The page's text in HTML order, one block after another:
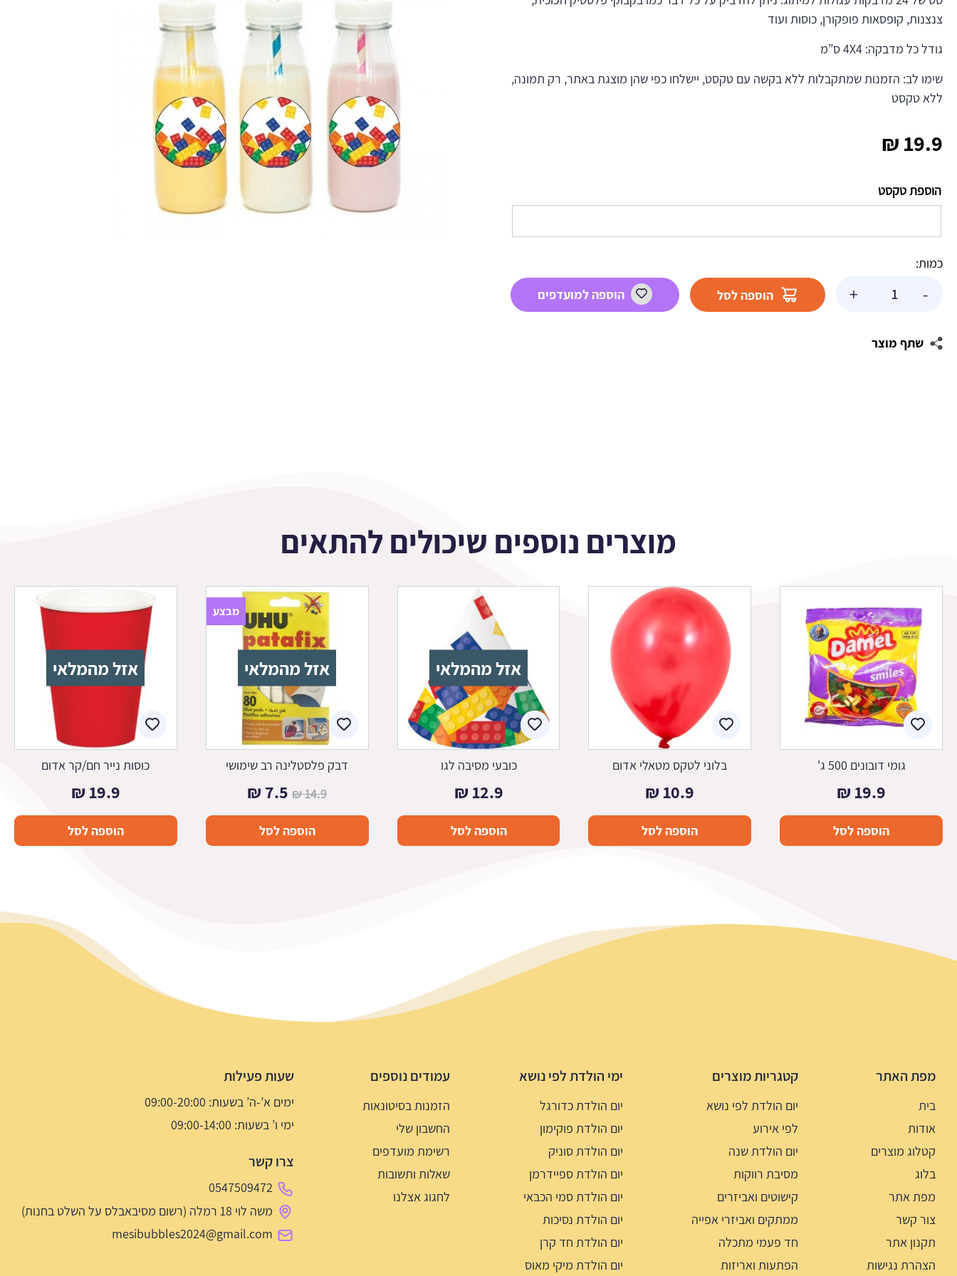
צנצנות, קופסאות פופקורן, כוסות ועוד
גודל כל מדבקה: 4X4 ס”מ
שימו לב: הזמנות שמתקבלות ללא בקשה עם טקסט, יישלחו כפי שהן מוצגת באתר, רק תמונה,
ללא טקסט
19.9
₪
הוספת טקסט
כמות:
-
של
לעיצוב
+ הוספה לסל הוספה למועדפים
שתף מוצר
מוצרים נוספים שיכולים להתאים
גומי דובונים 500 ג'
19.9
₪
הוספה לסל
בלוני לטקס מטאלי אדום
10.9
₪
הוספה לסל
אזל מהמלאי
כובעי מסיבה לגו
12.9
₪
הוספה לסל
אזל מהמלאי
מבצע
דבק פלסטלינה רב שימושי
14.9
₪ המחיר
המקורי
היה:
7.5
₪המחיר
הנוכחי
הוספה לסל
אזל מהמלאי
כוסות נייר חם/קר אדום
19.9
₪
הוספה לסל
מפת האתר
בית
אודות
קטלוג מוצרים
בלוג
מפת אתר
צור קשר
תקנון אתר
הצהרת נגישות
קטגריות מוצרים
יום הולדת לפי נושא
לפי אירוע
יום הולדת שנה
מסיבת רווקות
קישוטים ואביזרים
ממתקים ואביזרי אפייה
חד פעמי מתכלה
הפתעות ואריזות
ימי הולדת לפי נושא
יום הולדת כדורגל
יום הולדת פוקימון
יום הולדת סוניק
יום הולדת ספיידרמן
יום הולדת סמי הכבאי
יום הולדת נסיכות
יום הולדת חד קרן
יום הולדת מיקי מאוס
עמודים נוספים
הזמנות בסיטונאות
החשבון שלי
רשימת מועדפים
שאלות ותשובות
לחגוג אצלנו
שעות פעילות
ימים א’-ה’ בשעות: 09:00-20:00
ימי ו’ בשעות: 09:00-14:00
צרו קשר
0547509472
משה לוי 18 רמלה (רשום מסיבאבלס על השלט בחנות)
mesibubbles2024@gmail.com